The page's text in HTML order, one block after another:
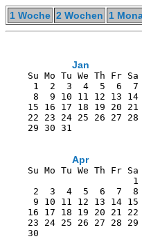
1 Woche 2 Wochen 1
Jan
Su Mo Tu We Th Fr
1  2  3  4  5  6
8  9 10 11 12 13
15 16 17 18 19 20
22 23 24 25 26 27
29 30 31
Apr
Su Mo Tu We Th Fr
2  3  4  5  6  7
9 10 11 12 13 14
16 17 18 19 20 21
23 24 25 26 27 28